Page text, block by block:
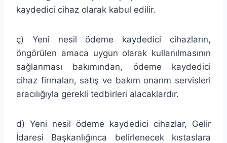
kaydedici cihaz olarak kabul edilir.
ç) Yeni nesil ödeme kaydedici cihazların,
öngörülen amaca uygun olarak kullanılmasının
sağlanması bakımından, ödeme kaydedici
cihaz firmaları, satış ve bakım onarım servisleri
aracılığıyla gerekli tedbirleri alacaklardır.
d) Yeni nesil ödeme kaydedici cihazlar, Gelir
İdaresi Başkanlığınca belirlenecek kıstaslara